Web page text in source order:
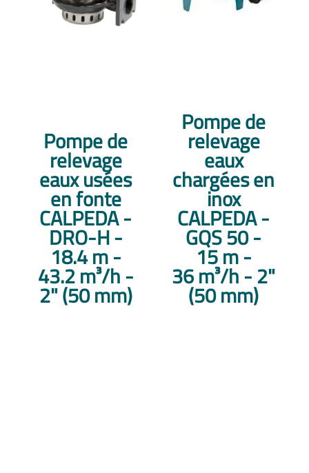
Pompe de
relevage
eaux usées
en fonte
CALPEDA -
DRO-H -
18.4 m -
43.2 m³/h -
2" (50 mm)
Pompe de
relevage
eaux
chargées en
inox
CALPEDA -
GQS 50 -
15 m -
36 m³/h - 2"
(50 mm)